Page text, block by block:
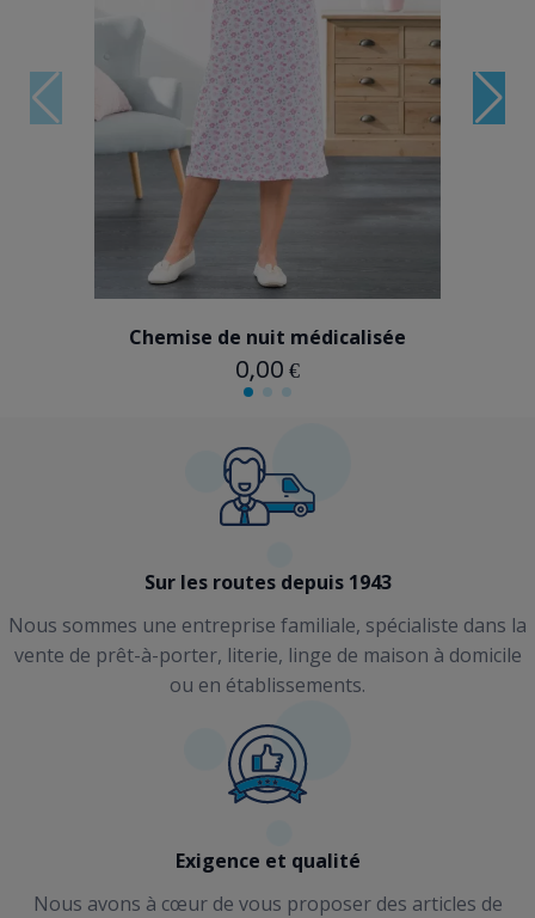
ROSE
Chemise de nuit médicalisée
0,00 €
Sur les routes depuis 1943
Nous sommes une entreprise familiale, spécialiste dans la
vente de prêt-à-porter, literie, linge de maison à domicile
ou en établissements.
Exigence et qualité
Nous avons à cœur de vous proposer des articles de